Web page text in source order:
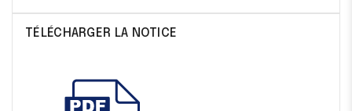
TÉLÉCHARGER LA NOTICE